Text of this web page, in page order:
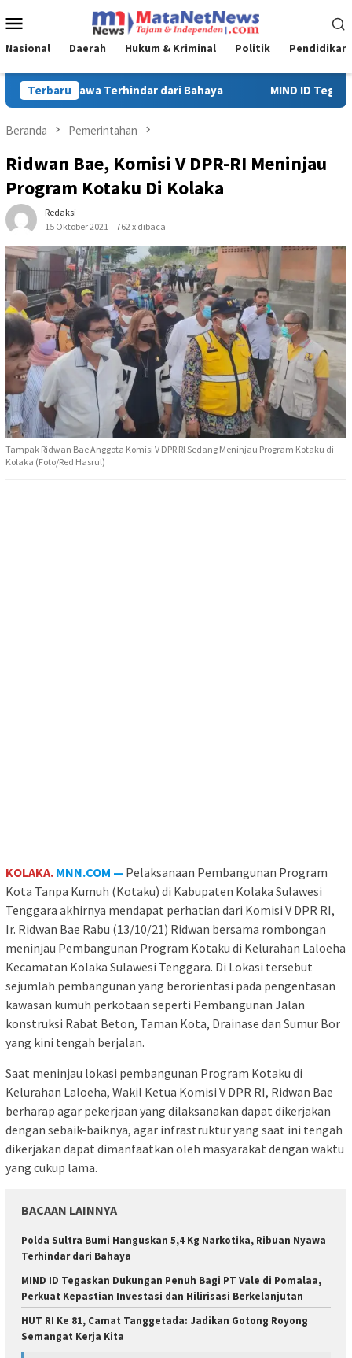
ke
Mobile
Nasional Daerah Hukum & Kriminal Politik Pendidikan
Terbaru
MIND ID Tegaskan Dukungan Penuh Bagi PT Vale di
Beranda Pemerintahan
Ridwan Bae, Komisi V DPR-RI Meninjau
Program Kotaku Di Kolaka
Redaksi
15 Oktober 2021
762 x dibaca
Tampak Ridwan Bae Anggota Komisi V DPR RI Sedang Meninjau Program Kotaku di
Kolaka (Foto/Red Hasrul)
KOLAKA. MNN.COM — Pelaksanaan Pembangunan Program
Kota Tanpa Kumuh (Kotaku) di Kabupaten Kolaka Sulawesi
Tenggara akhirnya mendapat perhatian dari Komisi V DPR RI,
Ir. Ridwan Bae Rabu (13/10/21) Ridwan bersama rombongan
meninjau Pembangunan Program Kotaku di Kelurahan Laloeha
Kecamatan Kolaka Sulawesi Tenggara. Di Lokasi tersebut
sejumlah pembangunan yang berorientasi pada pengentasan
kawasan kumuh perkotaan seperti Pembangunan Jalan
konstruksi Rabat Beton, Taman Kota, Drainase dan Sumur Bor
yang kini tengah berjalan.
Saat meninjau lokasi pembangunan Program Kotaku di
Kelurahan Laloeha, Wakil Ketua Komisi V DPR RI, Ridwan Bae
berharap agar pekerjaan yang dilaksanakan dapat dikerjakan
dengan sebaik-baiknya, agar infrastruktur yang saat ini tengah
dikerjakan dapat dimanfaatkan oleh masyarakat dengan waktu
yang cukup lama.
BACAAN LAINNYA
Polda Sultra Bumi Hanguskan 5,4 Kg Narkotika, Ribuan Nyawa
Terhindar dari Bahaya
MIND ID Tegaskan Dukungan Penuh Bagi PT Vale di Pomalaa,
Perkuat Kepastian Investasi dan Hilirisasi Berkelanjutan
HUT RI Ke 81, Camat Tanggetada: Jadikan Gotong Royong
Semangat Kerja Kita